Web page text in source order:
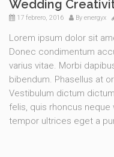
Wedding
17 febrero, 2016 By energyx
Lorem ipsum dolor sit
Donec condimentum
varius vitae. Morbi
bibendum. Phasellus at
Vestibulum dictum
felis, quis rhoncus
tempor ultrices eget a